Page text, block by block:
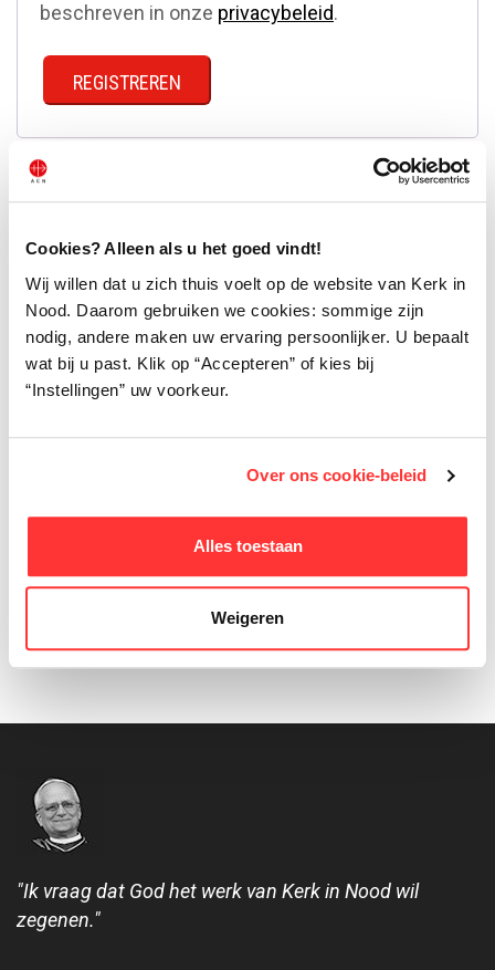
Cookies? Alleen als u het goed vindt!
Wij willen dat u zich thuis voelt op de website van Kerk in
Nood. Daarom gebruiken we cookies: sommige zijn
nodig, andere maken uw ervaring persoonlijker. U bepaalt
wat bij u past. Klik op “Accepteren” of kies bij
“Instellingen” uw voorkeur.
Over ons cookie-beleid
Alles toestaan
Weigeren
beschreven in onze privacybeleid.
REGISTREREN
"Ik vraag dat God het werk van Kerk in Nood wil
zegenen."